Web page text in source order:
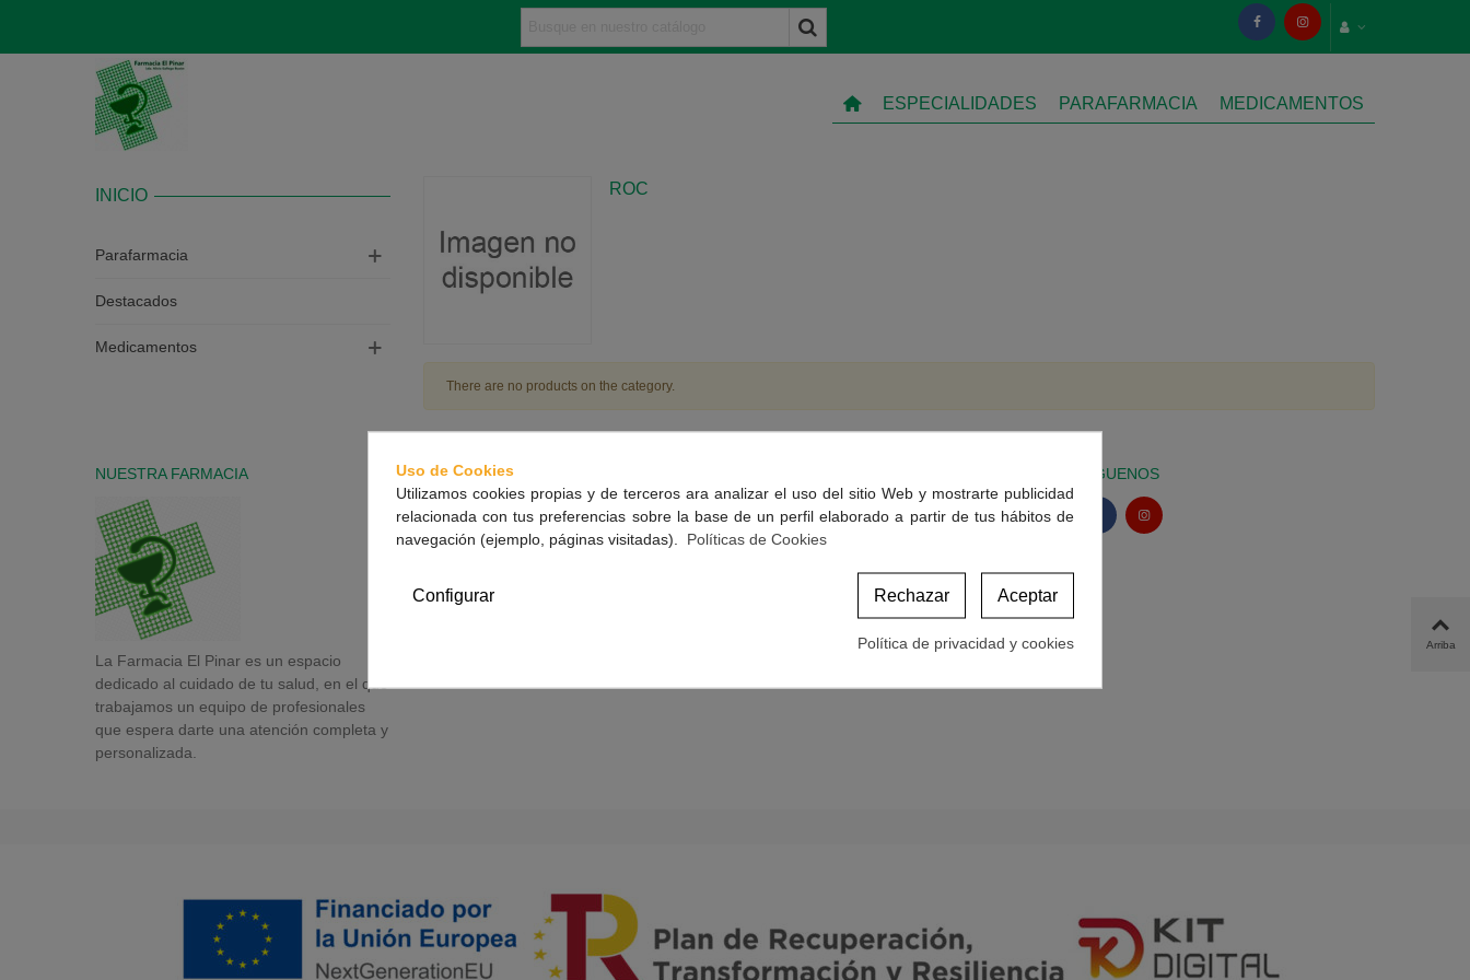
ESPECIALIDADES PARAFARMACIA MEDICAMENTOS
INICIO
Parafarmacia
Destacados
Medicamentos
ROC
There are no products on the category.
NUESTRA FARMACIA
La Farmacia El Pinar es un espacio
dedicado al cuidado de tu salud, en el que
trabajamos un equipo de profesionales
que espera darte una atención completa y
personalizada.
CONTACTO
Politicas de Cookies
Términos y condiciones de compra
SÍGUENOS
Arriba
Uso de Cookies
Utilizamos cookies propias y de terceros ara analizar el uso del sitio Web y mostrarte publicidad
relacionada con tus preferencias sobre la base de un perfil elaborado a partir de tus hábitos de
navegación (ejemplo, páginas visitadas). Políticas de Cookies
Aceptar
Rechazar
Configurar
Política de privacidad y cookies